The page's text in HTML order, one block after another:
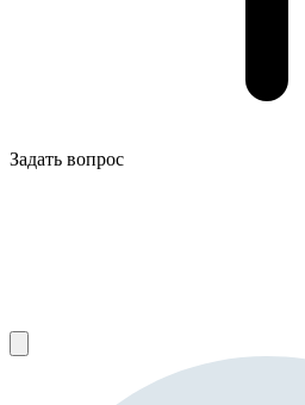
Задать вопрос